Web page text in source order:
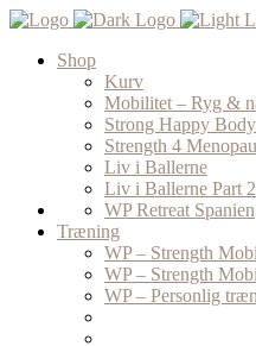
Shop
Kurv
Mobilitet – Ryg &
Strong Happy
Strength 4
Liv i Ballerne
Liv i Ballerne Part 2
WP Retreat Spanien
Træning
WP – Strength
WP – Strength
WP – Personlig